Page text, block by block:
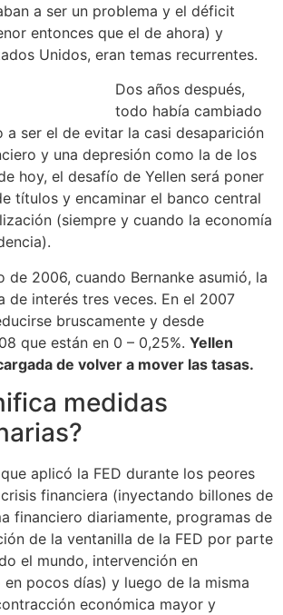
a ser un problema y el déficit
entonces que el de ahora) y
Unidos, eran temas recurrentes.
Dos años después,
todo había cambiado
a ser el de evitar la casi desaparición
y una depresión como la de los
hoy, el desafío de Yellen será poner
títulos y encaminar el banco central
(siempre y cuando la economía
de 2006, cuando Bernanke asumió, la
de interés tres veces. En el 2007
bruscamente y desde
que están en 0 – 0,25%. Yellen
de volver a mover las tasas.
medidas
aplicó la FED durante los peores
financiera (inyectando billones de
financiero diariamente, programas de
de la ventanilla de la FED por parte
el mundo, intervención en
pocos días) y luego de la misma
económica mayor y